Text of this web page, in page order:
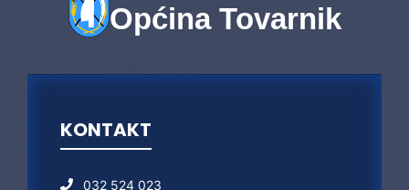
Općina Tovarnik
KONTAKT
032 524 023